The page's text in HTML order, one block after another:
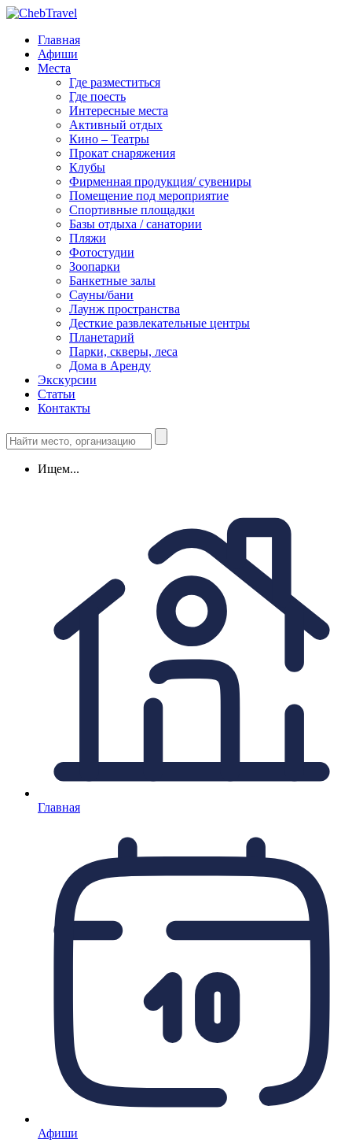
Главная
Афиши
Места
Где разместиться
Где поесть
Интересные места
Активный отдых
Кино – Театры
Прокат снаряжения
Клубы
Фирменная продукция/ сувениры
Помещение под мероприятие
Спортивные площадки
Базы отдыха / санатории
Пляжи
Фотостудии
Зоопарки
Банкетные залы
Сауны/бани
Лаунж пространства
Десткие развлекательные центры
Планетарий
Парки, скверы, леса
Дома в Аренду
Экскурсии
Статьи
Контакты
Ищем...
Главная
Афиши